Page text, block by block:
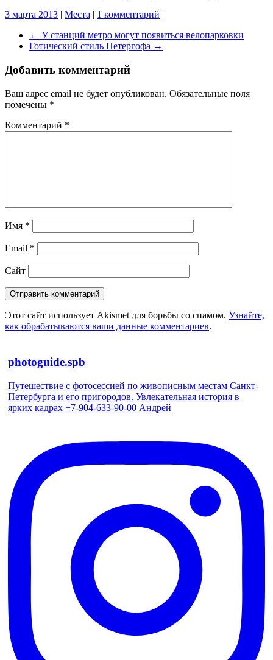
3 марта 2013 | Места | 1 комментарий |
← У станций метро могут появиться велопарковки
Готический стиль Петергофа →
Добавить комментарий
Ваш адрес email не будет опубликован. Обязательные поля
помечены *
Комментарий *
Имя *
Email *
Сайт
Этот сайт использует Akismet для борьбы со спамом. Узнайте,
как обрабатываются ваши данные комментариев.
photoguide.spb
Путешествие с фотосессией по живописным местам Санкт-
Петербурга и его пригородов. Увлекательная история в
ярких кадрах +7-904-633-90-00 Андрей